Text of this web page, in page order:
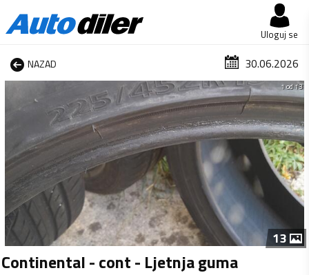
Uloguj se
NAZAD 30.06.2026
1 od 13
13
Continental - cont - Ljetnja guma